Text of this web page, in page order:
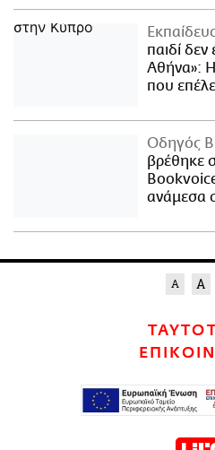
παιδί
Αθήνα»: Η
που
Οδηγός
βρέθηκε
ανάμεσα